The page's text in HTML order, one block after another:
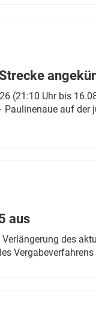
(21:10 Uhr bis
auf
aus
des